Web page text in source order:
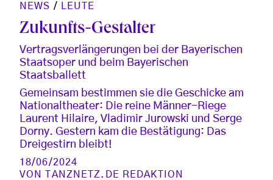
NEWS / LEUTE
Zukunfts-Gestalter
Vertragsverlängerungen bei der Bayerischen
Staatsoper und beim Bayerischen
Staatsballett
Gemeinsam bestimmen sie die Geschicke am
Nationaltheater: Die reine Männer-Riege
Laurent Hilaire, Vladimir Jurowski und Serge
Dorny. Gestern kam die Bestätigung: Das
Dreigestirn bleibt!
18/06/2024
VON
TANZNETZ.DE REDAKTION